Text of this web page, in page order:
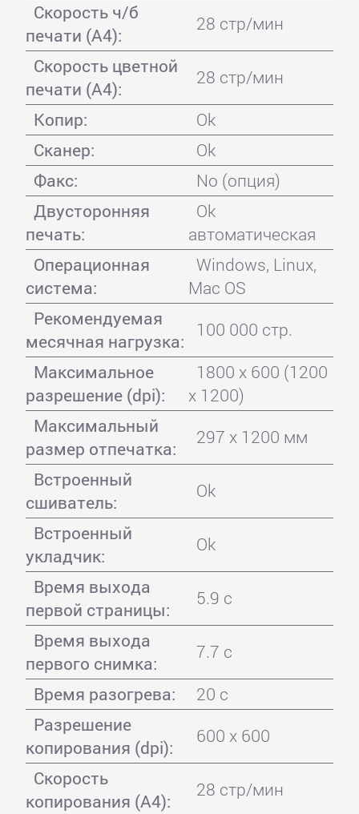
Скорость ч/б
печати (А4):
28 стр/мин
Скорость цветной
печати (А4):
28 стр/мин
Копир:
Ok
Сканер:
Ok
Факс:
No (опция)
Двусторонняя
печать:
Ok
автоматическая
Операционная
система:
Windows, Linux,
Mac OS
Рекомендуемая
месячная нагрузка:
100 000 стр.
Максимальное
разрешение (dpi):
1800 x 600 (1200
x 1200)
Максимальный
размер отпечатка:
297 x 1200 мм
Встроенный
сшиватель:
Ok
Встроенный
укладчик:
Ok
Время выхода
первой страницы:
5.9 с
Время выхода
первого снимка:
7.7 с
Время разогрева:
20 с
Разрешение
копирования (dpi):
600 x 600
Скорость
копирования (A4):
28 стр/мин